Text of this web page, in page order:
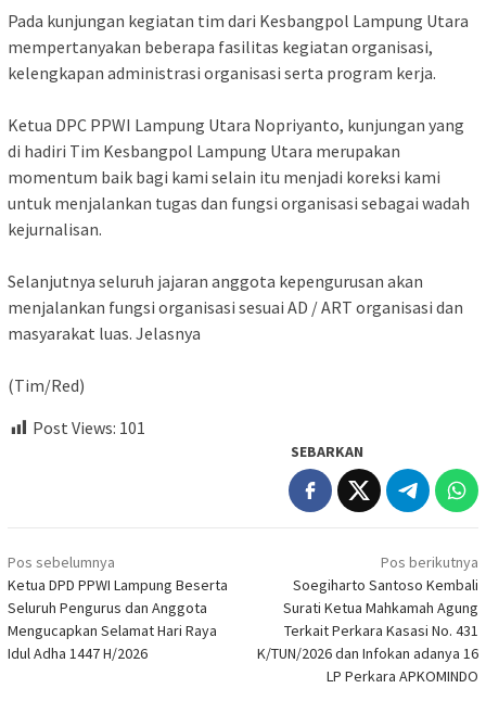
‎Pada kunjungan kegiatan tim dari Kesbangpol Lampung Utara
mempertanyakan beberapa fasilitas kegiatan organisasi,
kelengkapan administrasi organisasi serta program kerja.
‎Ketua DPC PPWI Lampung Utara Nopriyanto, kunjungan yang
di hadiri Tim Kesbangpol Lampung Utara merupakan
momentum baik bagi kami selain itu menjadi koreksi kami
untuk menjalankan tugas dan fungsi organisasi sebagai wadah
kejurnalisan.
‎Selanjutnya seluruh jajaran anggota kepengurusan akan
menjalankan fungsi organisasi sesuai AD / ART organisasi dan
masyarakat luas. Jelasnya
‎(Tim/Red)
Post Views: 101
SEBARKAN
Navigasi
pos
Pos sebelumnya
Ketua DPD PPWI Lampung Beserta
Seluruh Pengurus dan Anggota
Mengucapkan Selamat Hari Raya
Idul Adha 1447 H/2026
Pos berikutnya
Soegiharto Santoso Kembali
Surati Ketua Mahkamah Agung
Terkait Perkara Kasasi No. 431
K/TUN/2026 dan Infokan adanya 16
LP Perkara APKOMINDO